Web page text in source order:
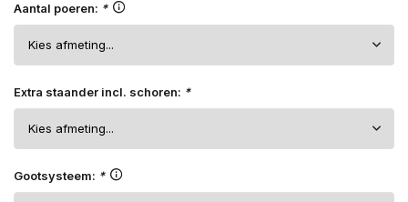
Aantal poeren: *
Extra staander incl. schoren: *
Gootsysteem: *